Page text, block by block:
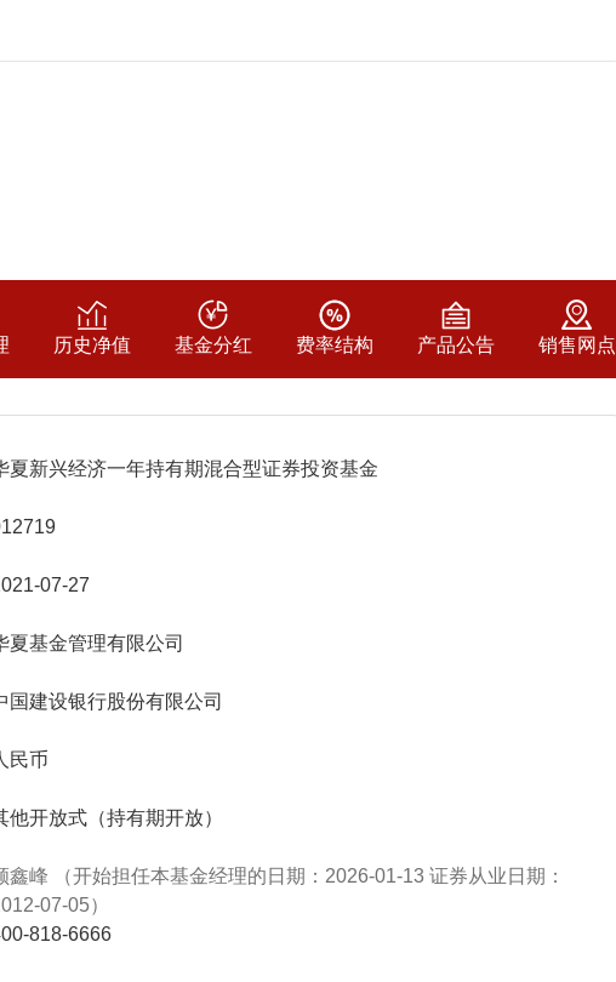
历史净值 基金分红 费率结构 产品公告 销售网点
夏新兴经济一年持有期混合型证券投资基金
07-27
夏基金管理有限公司
国建设银行股份有限公司
民币
他开放式（持有期开放）
鑫峰 （开始担任本基金经理的日期：2026-01-13 证券从业日期：
07-05）
818-6666